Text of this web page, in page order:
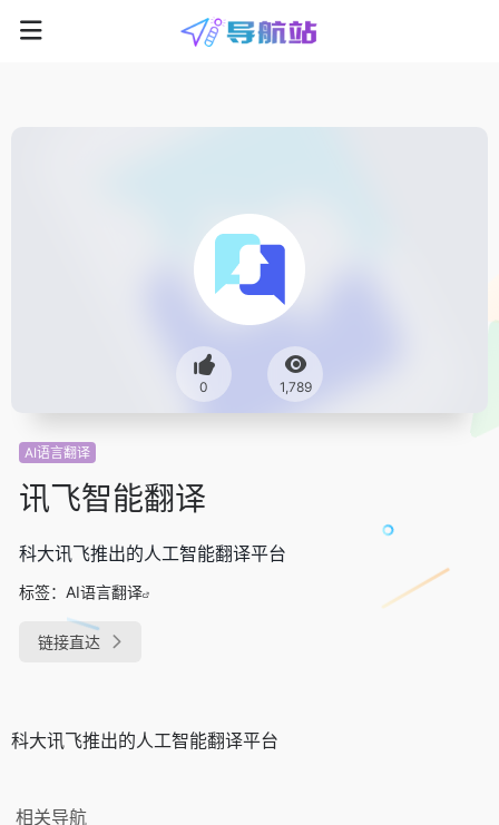
0 1,789
AI语言翻译
讯飞智能翻译
科大讯飞推出的人工智能翻译平台
标签： AI语言翻译
链接直达
科大讯飞推出的人工智能翻译平台
相关导航